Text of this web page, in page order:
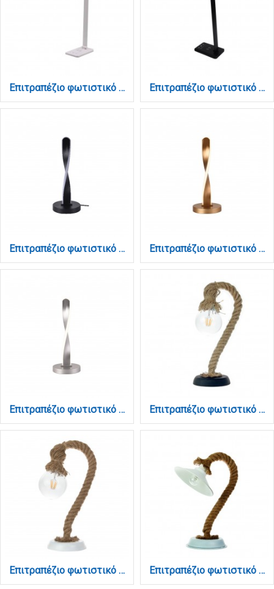
Επιτραπέζιο φωτιστικό LED 7W 3CCT (by touch) σε λευκό χρώμα D:39cm (3045-WH) Επιτραπέζιο φωτιστικό LED 7W 3CCT (by touch) σε μαύρο χρώμα D:39cm (3045-BL)
Επιτραπέζιο φωτιστικό από αλουμίνιο σε μαύρη ματ απόχρωση (3047-Black) Επιτραπέζιο φωτιστικό από αλουμίνιο σε χρυσή ματ απόχρωση (3047-Golden)
Επιτραπέζιο φωτιστικό από αλουμίνιο σε χρυσή ματ απόχρωση (3047-Silver) Επιτραπέζιο φωτιστικό από καφέ σχοινί 1XE27 D:46cm (3439-BL)
Επιτραπέζιο φωτιστικό από καφέ σχοινί 1XE27 D:46cm (3439-WH) Επιτραπέζιο φωτιστικό από καφέ σχοινί και λευκό μέταλλο 1XE27 D:32cm (3438-WH)